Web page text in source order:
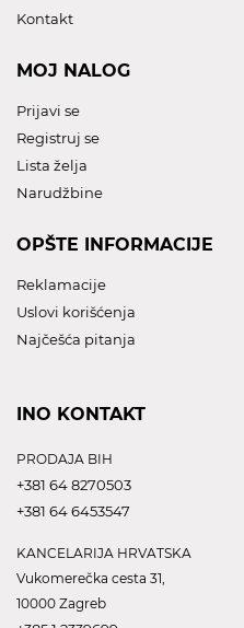
Kontakt
MOJ NALOG
Prijavi se
Registruj se
Lista želja
Narudžbine
OPŠTE INFORMACIJE
Reklamacije
Uslovi korišćenja
Najčešća pitanja
INO KONTAKT
PRODAJA BIH
+381 64 8270503
+381 64 6453547
KANCELARIJA HRVATSKA
Vukomerečka cesta 31,
10000 Zagreb